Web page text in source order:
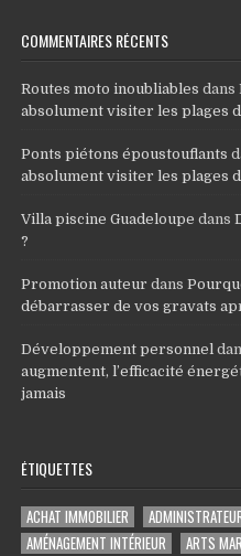
COMMENTAIRES RÉCENTS
Routes moto inoubliables dans
absolument visiter les plages
Ponts piétons époustouflants
absolument visiter les plages
Villa piscine Guadeloupe dans
?
Promotion auteur dans
débarrasser de vos gravats
Développement personnel
augmentent, l’efficacité
jamais
ÉTIQUETTES
ACHAT IMMOBILIER
AMÉNAGEMENT INTÉRIEUR
ARTS